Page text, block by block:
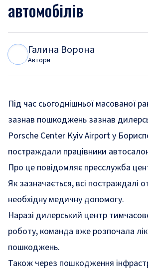
автомобілів
Галина Ворона
Автори
Під час сьогоднішньої масованої
зазнав пошкоджень зазнав
Porsche Center Kyiv Airport у
постраждали працівники
Про це повідомляє пресслужба
Як зазначається, всі постраждалі
необхідну медичну допомогу.
Наразі дилерський центр
роботу, команда вже розпочала
пошкоджень.
Також через пошкодження